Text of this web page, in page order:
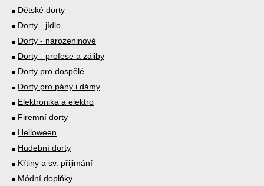
Dětské dorty
Dorty - jídlo
Dorty - narozeninové
Dorty - profese a záliby
Dorty pro dospělé
Dorty pro pány i dámy
Elektronika a elektro
Firemní dorty
Helloween
Hudební dorty
Křtiny a sv. přijimání
Módní doplňky